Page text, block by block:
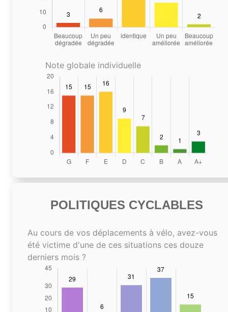
Note globale individuelle
POLITIQUES CYCLABLES
Au cours de vos déplacements à vélo, avez-vous
été victime d'une de ces situations ces douze
derniers mois ?